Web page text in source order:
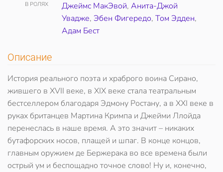
В РОЛЯХ Джеймс МакЭвой, Анита-Джой
Увадже, Эбен Фигередо, Том Эдден,
Адам Бест
Описание
История реального поэта и храброго воина Сирано,
жившего в XVII веке, в XIX веке стала театральным
бестселлером благодаря Эдмону Ростану, а в XXI веке в
руках британцев Мартина Кримпа и Джейми Ллойда
перенеслась в наше время. А это значит – никаких
бутафорских носов, плащей и шпаг. В конце концов,
главным оружием де Бержерака во все времена были
острый ум и беспощадно точное слово! Ну и, конечно,